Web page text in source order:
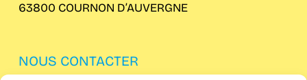
63800 COURNON D’AUVERGNE
NOUS CONTACTER